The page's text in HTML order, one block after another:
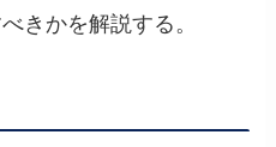
きかを解説する。